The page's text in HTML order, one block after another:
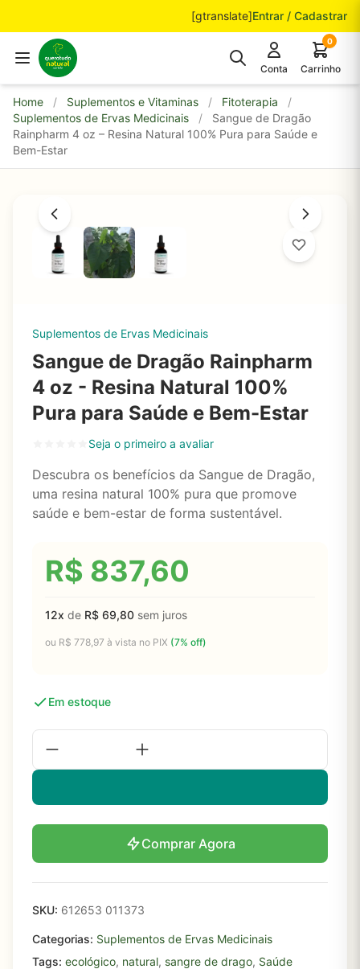
[gtranslate]Entrar / Cadastrar
Conta
0
Carrinho
Home / Suplementos e Vitaminas / Fitoterapia
/
Suplementos de Ervas Medicinais
/
Sangue de Dragão
Rainpharm 4 oz – Resina Natural 100% Pura para Saúde e
Bem-Estar
Suplementos de Ervas Medicinais
Sangue de Dragão Rainpharm
4 oz - Resina Natural 100%
Pura para Saúde e Bem-Estar
Seja o primeiro a avaliar
Descubra os benefícios da Sangue de Dragão,
uma resina natural 100% pura que promove
saúde e bem-estar de forma sustentável.
R$ 837,60
12x de R$ 69,80 sem juros
ou R$ 778,97 à vista no PIX (7% off)
Em estoque
Comprar Agora
SKU: 612653 011373
Categorias: Suplementos de Ervas Medicinais
Tags: ecológico, natural, sangre de drago, Saúde